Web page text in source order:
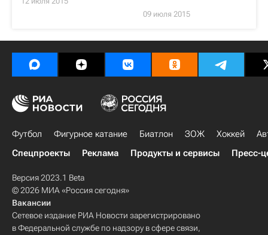
09 июля 2015
Футбол Фигурное катание Биатлон ЗОЖ Хоккей
Спецпроекты
Реклама Продукты и сервисы Пресс-
Версия 2023.1 Beta
© 2026 МИА «Россия сегодня»
Вакансии
Сетевое издание РИА Новости зарегистрировано
в Федеральной службе по надзору в сфере связи,